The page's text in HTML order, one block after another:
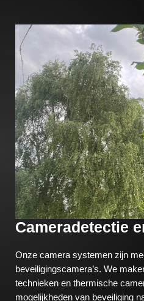
Cameradetectie
Onze camera systemen zijn
beveiligingscamera’s. We
technieken en thermische
mogelijkheden van beveiliging